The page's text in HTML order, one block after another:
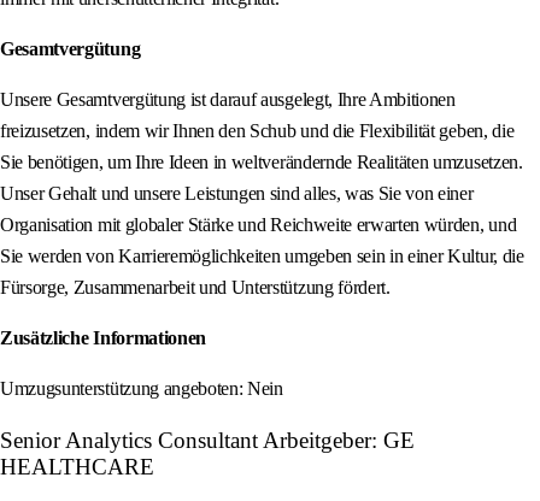
Gesamtvergütung
Unsere Gesamtvergütung ist darauf ausgelegt, Ihre Ambitionen
freizusetzen, indem wir Ihnen den Schub und die Flexibilität geben, die
Sie benötigen, um Ihre Ideen in weltverändernde Realitäten umzusetzen.
Unser Gehalt und unsere Leistungen sind alles, was Sie von einer
Organisation mit globaler Stärke und Reichweite erwarten würden, und
Sie werden von Karrieremöglichkeiten umgeben sein in einer Kultur, die
Fürsorge, Zusammenarbeit und Unterstützung fördert.
Zusätzliche Informationen
Umzugsunterstützung angeboten: Nein
Senior Analytics Consultant Arbeitgeber: GE
HEALTHCARE